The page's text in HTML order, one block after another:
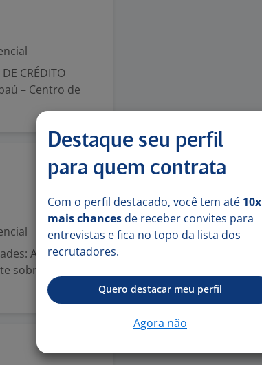
CRÉDITO
– Centro de
Ontem
Atender e
sobre os
Destaque seu perfil
para quem contrata
Com o perfil destacado, você tem até 10x
mais chances de receber convites para
entrevistas e fica no topo da lista dos
recrutadores.
Quero destacar meu perfil
Agora não